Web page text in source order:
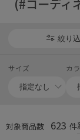
絞り
サイズ カ
対象商品数 623 件